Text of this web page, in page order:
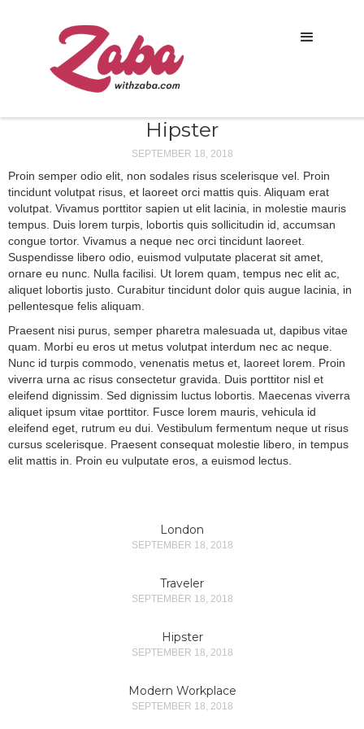
Hipster
SEPTEMBER 18, 2018
Proin semper odio elit, non sodales risus scelerisque vel. Proin
tincidunt volutpat risus, et laoreet orci mattis quis. Aliquam erat
volutpat. Vivamus porttitor sapien ut elit lacinia, in molestie mauris
tempus. Duis lorem turpis, lobortis quis sollicitudin id, accumsan
congue tortor. Vivamus a neque nec orci tincidunt laoreet.
Suspendisse libero odio, euismod vulputate placerat sit amet,
ornare eu nunc. Nulla facilisi. Ut lorem quam, tempus nec elit ac,
aliquet lobortis justo. Curabitur tincidunt dolor quis augue lacinia, in
pellentesque felis aliquam.
Praesent nisi purus, semper pharetra malesuada ut, dapibus vitae
quam. Morbi eu eros ut metus volutpat interdum nec ac neque.
Nunc id turpis commodo, venenatis metus et, laoreet lorem. Proin
viverra urna ac risus consectetur gravida. Duis porttitor nisl et
eleifend dignissim. Sed dignissim luctus lobortis. Maecenas viverra
aliquet ipsum vitae porttitor. Fusce lorem mauris, vehicula id
eleifend eget, rutrum eu dui. Vestibulum fermentum neque ut risus
cursus scelerisque. Praesent consequat molestie libero, in tempus
elit mattis in. Proin eu vulputate eros, a euismod lectus.
London
SEPTEMBER 18, 2018
Traveler
SEPTEMBER 18, 2018
Hipster
SEPTEMBER 18, 2018
Modern Workplace
SEPTEMBER 18, 2018